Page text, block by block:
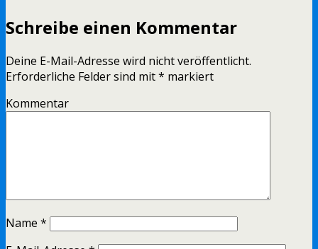
Schreibe einen Kommentar
Deine E-Mail-Adresse wird nicht veröffentlicht.
Erforderliche Felder sind mit* markiert
Kommentar
Name *